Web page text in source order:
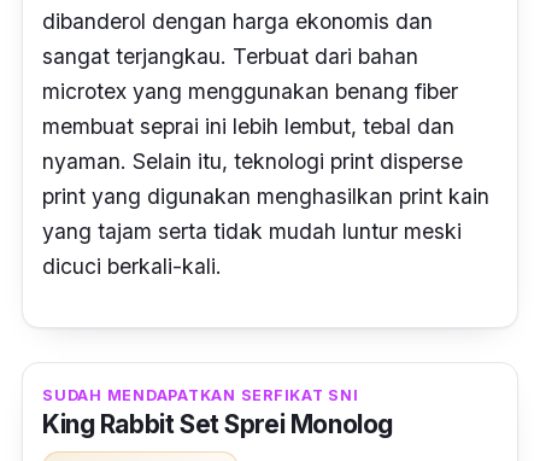
dibanderol dengan harga ekonomis dan
sangat terjangkau. Terbuat dari bahan
microtex yang menggunakan benang fiber
membuat seprai ini lebih lembut, tebal dan
nyaman. Selain itu, teknologi print disperse
print yang digunakan menghasilkan print kain
yang tajam serta tidak mudah luntur meski
dicuci berkali-kali.
SUDAH MENDAPATKAN SERFIKAT SNI
King Rabbit Set Sprei Monolog